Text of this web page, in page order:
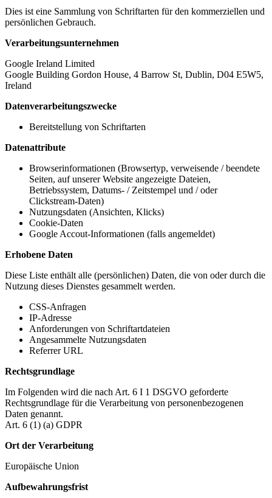
Dies ist eine Sammlung von Schriftarten für den kommerziellen und
persönlichen Gebrauch.
Verarbeitungsunternehmen
Google Ireland Limited
Google Building Gordon House, 4 Barrow St, Dublin, D04 E5W5,
Ireland
Datenverarbeitungszwecke
Bereitstellung von Schriftarten
Datenattribute
Browserinformationen (Browsertyp, verweisende / beendete
Seiten, auf unserer Website angezeigte Dateien,
Betriebssystem, Datums- / Zeitstempel und / oder
Clickstream-Daten)
Nutzungsdaten (Ansichten, Klicks)
Cookie-Daten
Google Accout-Informationen (falls angemeldet)
Erhobene Daten
Diese Liste enthält alle (persönlichen) Daten, die von oder durch die
Nutzung dieses Dienstes gesammelt werden.
CSS-Anfragen
IP-Adresse
Anforderungen von Schriftartdateien
Angesammelte Nutzungsdaten
Referrer URL
Rechtsgrundlage
Im Folgenden wird die nach Art. 6 I 1 DSGVO geforderte
Rechtsgrundlage für die Verarbeitung von personenbezogenen
Daten genannt.
Art. 6 (1) (a) GDPR
Ort der Verarbeitung
Europäische Union
Aufbewahrungsfrist